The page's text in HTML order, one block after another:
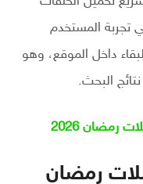
المستخدم
داخل الموقع، وهو
البحث.
رمضان 2026
رمضان